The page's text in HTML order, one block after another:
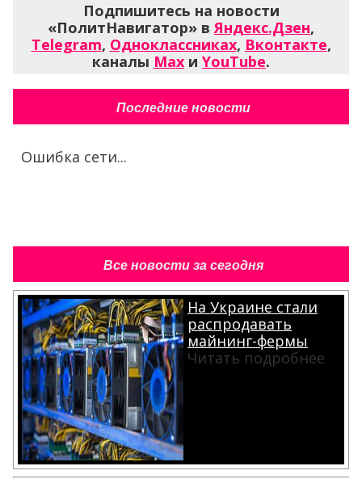
Подпишитесь на новости
«ПолитНавигатор» вЯндекс.Дзен,
Telegram, Одноклассниках, Вконтакте,
каналы Max и YouTube.
Последние новости
Ошибка сети...
Все новости за сегодня
На Украине стали
распродавать
майнинг-фермы
Читать подробнее